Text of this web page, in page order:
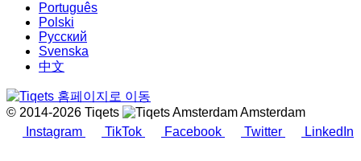
Português
Polski
Русский
Svenska
中文
© 2014-2026 Tiqets
Amsterdam
Instagram
TikTok Facebook Twitter LinkedIn